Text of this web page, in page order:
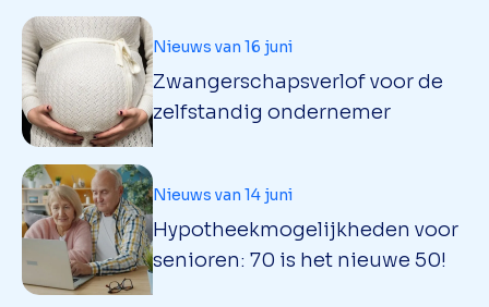
Zwangerschapsverlof voor de
zelfstandig ondernemer
Nieuws van 16 juni
Hypotheekmogelijkheden voor
senioren: 70 is het nieuwe 50!
Nieuws van 14 juni